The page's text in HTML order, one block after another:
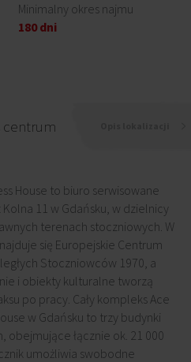
Minimalny okres najmu
180 dni
centrum
House to biuro serwisowane
11 w Gdańsku, w dzielnicy
terenach stoczniowych. W
się Europejskie Centrum
Stoczniowców 1970, a
i obiekty kulturalne tworzą
po pracy. Cały kompleks Ace
w Gdańsku to trzy budynki
obejmujące łącznie ok. 21 000
umożliwia swobodne